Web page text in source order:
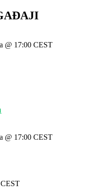
@ 17:00 CEST
@ 17:00 CEST
CEST